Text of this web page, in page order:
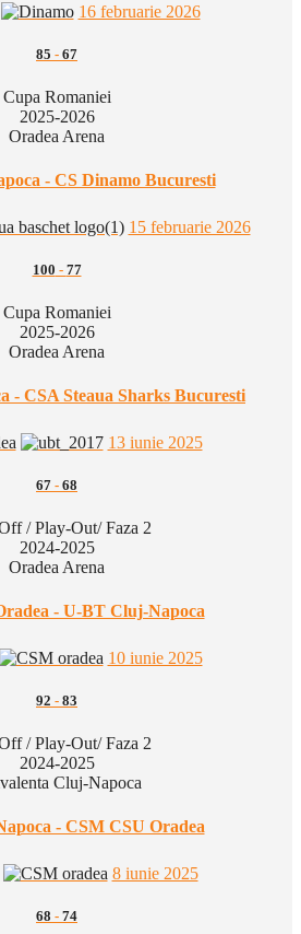
16 februarie 2026
85 - 67
Cupa Romaniei
2025-2026
Oradea Arena
- CS Dinamo Bucuresti
15 februarie 2026
100 - 77
Cupa Romaniei
2025-2026
Oradea Arena
- CSA Steaua Sharks Bucuresti
13 iunie 2025
67 - 68
/ Play-Out/ Faza 2
2024-2025
Oradea Arena
- U-BT Cluj-Napoca
10 iunie 2025
92 - 83
/ Play-Out/ Faza 2
2024-2025
Cluj-Napoca
- CSM CSU Oradea
8 iunie 2025
68 - 74